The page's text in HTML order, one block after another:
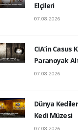
Elçileri
07.08.2026
CIA’in Casus
Paranoyak
07.08.2026
Dünya
Kedi Müzesi
07.08.2026